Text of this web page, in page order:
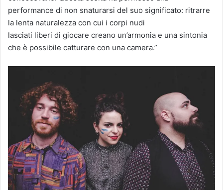
performance di non snaturarsi del suo significato: ritrarre
la lenta naturalezza con cui i corpi nudi
lasciati liberi di giocare creano un’armonia e una sintonia
che è possibile catturare con una camera.”